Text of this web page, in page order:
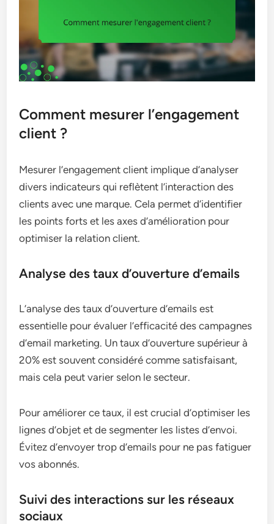
Comment mesurer l’engagement
client ?
Mesurer l’engagement client implique d’analyser
divers indicateurs qui reflètent l’interaction des
clients avec une marque. Cela permet d’identifier
les points forts et les axes d’amélioration pour
optimiser la relation client.
Analyse des taux d’ouverture d’emails
L’analyse des taux d’ouverture d’emails est
essentielle pour évaluer l’efficacité des campagnes
d’email marketing. Un taux d’ouverture supérieur à
20% est souvent considéré comme satisfaisant,
mais cela peut varier selon le secteur.
Pour améliorer ce taux, il est crucial d’optimiser les
lignes d’objet et de segmenter les listes d’envoi.
Évitez d’envoyer trop d’emails pour ne pas fatiguer
vos abonnés.
Suivi des interactions sur les réseaux
sociaux